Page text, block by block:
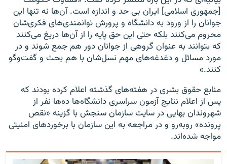
[جمهوری اسلامی] ایران بی حد و اندازه است. آن‌ها نه تنها این
جوانان را از ورود به دانشگاه و پرورش توانمندی‌های فکری‌شان
محروم می‌کنند بلکه حتی این حق پایه را از آن‌ها دریغ می‌کنند
که بتوانند به‌ عنوان گروهی از جوانان دور هم جمع شوند و در
مورد مسائل و دغدغه‌های مهم نسل‌شان با هم بحث و گفت‌وگو
کنند.»
منابع حقوق بشری در هفته‌های گذشته اعلام کرده بودند که
پس از اعلام نتایج آزمون سراسری دانشگاه‌ها ده‌ها نفر از
شهروندان بهایی در سایت سازمان سنجش با گزینه «نقص
پرونده» روبه‌رو و در مراجعه به این سازمان با برخوردهای امنیتی
مواجه شده‌اند.